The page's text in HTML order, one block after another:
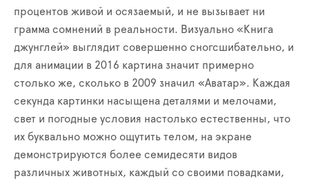
процентов живой и осязаемый, и не вызывает ни
грамма сомнений в реальности. Визуально «Книга
джунглей» выглядит совершенно сногсшибательно, и
для анимации в 2016 картина значит примерно
столько же, сколько в 2009 значил «Аватар». Каждая
секунда картинки насыщена деталями и мелочами,
свет и погодные условия настолько естественны, что
их буквально можно ощутить телом, на экране
демонстрируются более семидесяти видов
различных животных, каждый со своими повадками,